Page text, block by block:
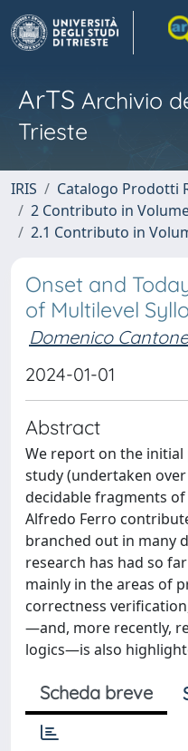
ArTS Archivio
Trieste
IRIS
Catalogo Prodotti
2 Contributo in
2.1 Contributo in
Onset and
of Multilevel
Domenico Cantone
2024-01-01
Abstract
We report on the initial
study (undertaken
decidable fragments
Alfredo Ferro
branched out in many
research has had so
mainly in the areas of
correctness
—and, more recently,
logics—is also
Scheda breve